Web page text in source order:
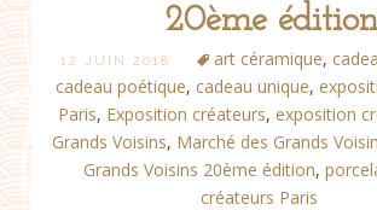
20ème édition
12 JUIN 2018 art céramique,
cadeau poétique, cadeau unique,
Paris, Exposition créateurs, exposition
Grands Voisins, Marché des Grands
Grands Voisins 20ème édition,
créateurs Paris